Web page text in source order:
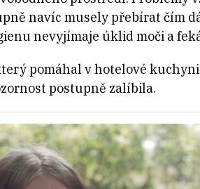
navíc musely přebírat čím
nevyjímaje úklid moči a
pomáhal v hotelové
postupně zalíbila.